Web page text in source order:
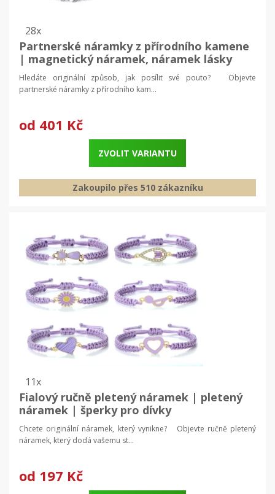
28x
Partnerské náramky z přírodního kamene
| magnetický náramek, náramek lásky
Hledáte originální způsob, jak posílit své pouto? Objevte
partnerské náramky z přírodního kam...
od 401 Kč
ZVOLIT VARIANTU
Zakoupilo přes 510 zákazníku
11x
Fialový ručně pletený náramek | pletený
náramek | šperky pro dívky
Chcete originální náramek, který vynikne? Objevte ručně pletený
náramek, který dodá vašemu st...
od 197 Kč